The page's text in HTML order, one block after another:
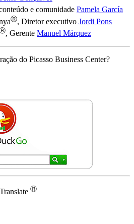
e comunidade Pamela García
Ⓡ, Diretor executivo Jordi Pons
, Gerente Manuel Márquez
do Picasso Business Center?
+ iva
foi criptografada antes de